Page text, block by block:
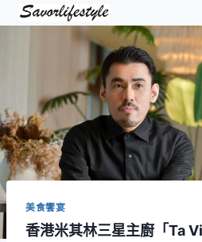
Skip
美食饗宴
香港米其林三星主廚「Ta